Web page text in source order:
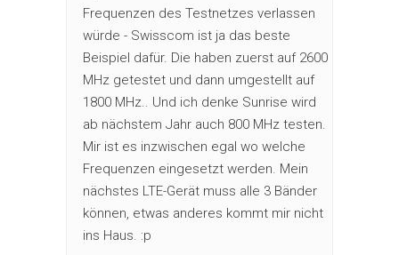
Frequenzen des Testnetzes verlassen
würde - Swisscom ist ja das beste
Beispiel dafür. Die haben zuerst auf 2600
MHz getestet und dann umgestellt auf
1800 MHz.. Und ich denke Sunrise wird
ab nächstem Jahr auch 800 MHz testen.
Mir ist es inzwischen egal wo welche
Frequenzen eingesetzt werden. Mein
nächstes LTE-Gerät muss alle 3 Bänder
können, etwas anderes kommt mir nicht
ins Haus. :p